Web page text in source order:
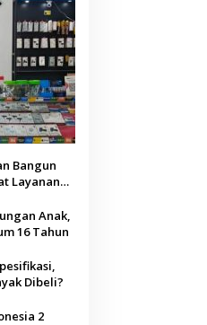
Bangun
Layanan
Anak,
16 Tahun
Dibeli?
2